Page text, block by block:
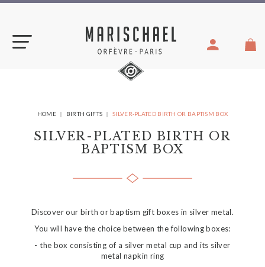
Skip
YOU
HERE:
HOME BIRTH GIFTS SILVER-PLATED BIRTH OR BAPTISM BOX
SILVER-PLATED BIRTH OR
BAPTISM BOX
Discover our birth or baptism gift boxes in silver metal.
You will have the choice between the following boxes:
- the box consisting of a silver metal cup and its silver
metal napkin ring